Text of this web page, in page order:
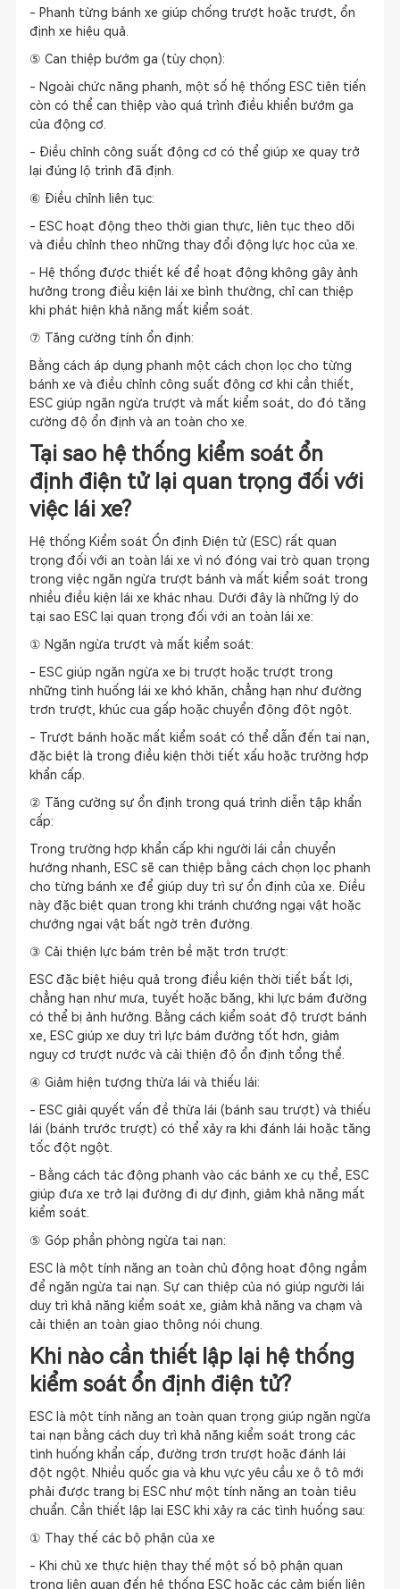
- Phanh từng bánh xe giúp chống trượt hoặc trượt, ổn
định xe hiệu quả.
⑤ Can thiệp bướm ga (tùy chọn):
- Ngoài chức năng phanh, một số hệ thống ESC tiên tiến
còn có thể can thiệp vào quá trình điều khiển bướm ga
của động cơ.
- Điều chỉnh công suất động cơ có thể giúp xe quay trở
lại đúng lộ trình đã định.
⑥ Điều chỉnh liên tục:
- ESC hoạt động theo thời gian thực, liên tục theo dõi
và điều chỉnh theo những thay đổi động lực học của xe.
- Hệ thống được thiết kế để hoạt động không gây ảnh
hưởng trong điều kiện lái xe bình thường, chỉ can thiệp
khi phát hiện khả năng mất kiểm soát.
⑦ Tăng cường tính ổn định:
Bằng cách áp dụng phanh một cách chọn lọc cho từng
bánh xe và điều chỉnh công suất động cơ khi cần thiết,
ESC giúp ngăn ngừa trượt và mất kiểm soát, do đó tăng
cường độ ổn định và an toàn cho xe.
Tại sao hệ thống kiểm soát ổn
định điện tử lại quan trọng đối với
việc lái xe?
Hệ thống Kiểm soát Ổn định Điện tử (ESC) rất quan
trọng đối với an toàn lái xe vì nó đóng vai trò quan trọng
trong việc ngăn ngừa trượt bánh và mất kiểm soát trong
nhiều điều kiện lái xe khác nhau. Dưới đây là những lý do
tại sao ESC lại quan trọng đối với an toàn lái xe:
① Ngăn ngừa trượt và mất kiểm soát:
- ESC giúp ngăn ngừa xe bị trượt hoặc trượt trong
những tình huống lái xe khó khăn, chẳng hạn như đường
trơn trượt, khúc cua gấp hoặc chuyển động đột ngột.
- Trượt bánh hoặc mất kiểm soát có thể dẫn đến tai nạn,
đặc biệt là trong điều kiện thời tiết xấu hoặc trường hợp
khẩn cấp.
② Tăng cường sự ổn định trong quá trình diễn tập khẩn
cấp:
Trong trường hợp khẩn cấp khi người lái cần chuyển
hướng nhanh, ESC sẽ can thiệp bằng cách chọn lọc phanh
cho từng bánh xe để giúp duy trì sự ổn định của xe. Điều
này đặc biệt quan trọng khi tránh chướng ngại vật hoặc
chướng ngại vật bất ngờ trên đường.
③ Cải thiện lực bám trên bề mặt trơn trượt:
ESC đặc biệt hiệu quả trong điều kiện thời tiết bất lợi,
chẳng hạn như mưa, tuyết hoặc băng, khi lực bám đường
có thể bị ảnh hưởng. Bằng cách kiểm soát độ trượt bánh
xe, ESC giúp xe duy trì lực bám đường tốt hơn, giảm
nguy cơ trượt nước và cải thiện độ ổn định tổng thể.
④ Giảm hiện tượng thừa lái và thiếu lái:
- ESC giải quyết vấn đề thừa lái (bánh sau trượt) và thiếu
lái (bánh trước trượt) có thể xảy ra khi đánh lái hoặc tăng
tốc đột ngột.
- Bằng cách tác động phanh vào các bánh xe cụ thể, ESC
giúp đưa xe trở lại đường đi dự định, giảm khả năng mất
kiểm soát.
⑤ Góp phần phòng ngừa tai nạn:
ESC là một tính năng an toàn chủ động hoạt động ngầm
để ngăn ngừa tai nạn. Sự can thiệp của nó giúp người lái
duy trì khả năng kiểm soát xe, giảm khả năng va chạm và
cải thiện an toàn giao thông nói chung.
Khi nào cần thiết lập lại hệ thống
kiểm soát ổn định điện tử?
ESC là một tính năng an toàn quan trọng giúp ngăn ngừa
tai nạn bằng cách duy trì khả năng kiểm soát trong các
tình huống khẩn cấp, đường trơn trượt hoặc đánh lái
đột ngột. Nhiều quốc gia và khu vực yêu cầu xe ô tô mới
phải được trang bị ESC như một tính năng an toàn tiêu
chuẩn. Cần thiết lập lại ESC khi xảy ra các tình huống sau:
① Thay thế các bộ phận của xe
- Khi chủ xe thực hiện thay thế một số bộ phận quan
trọng liên quan đến hệ thống ESC hoặc các cảm biến liên